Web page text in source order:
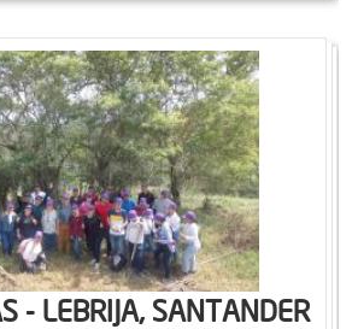
- LEBRIJA, SANTANDER